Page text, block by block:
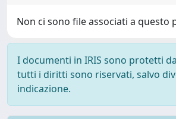
Non ci sono file associati a questo
I documenti in IRIS sono protetti
tutti i diritti sono riservati, salvo
indicazione.